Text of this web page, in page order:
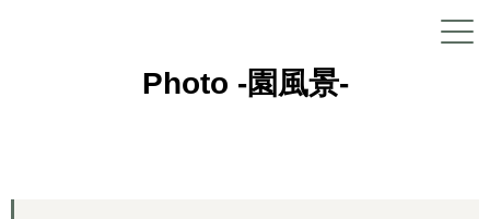
Photo -園風景-